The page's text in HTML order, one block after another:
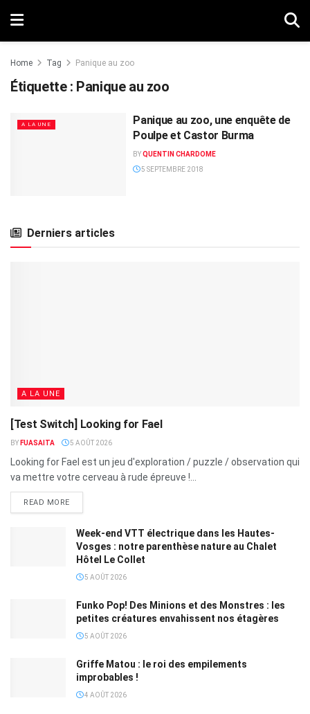
Home Tag Panique au zoo
Étiquette : Panique au zoo
A LA UNE
Panique au zoo, une enquête de
Poulpe et Castor Burma
BYQUENTIN CHARDOME
5 SEPTEMBRE 2018
Derniers articles
A LA UNE
[Test Switch] Looking for Fael
BY FUASAITA 5 AOÛT 2026
Looking for Fael est un jeu d'exploration / puzzle / observation qui
va mettre votre cerveau à rude épreuve !...
READ MORE
Week-end VTT électrique dans les Hautes-
Vosges : notre parenthèse nature au Chalet
Hôtel Le Collet
5 AOÛT 2026
Funko Pop! Des Minions et des Monstres : les
petites créatures envahissent nos étagères
5 AOÛT 2026
Griffe Matou : le roi des empilements
improbables !
4 AOÛT 2026